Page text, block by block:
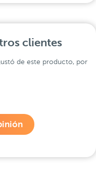
clientes
de este producto, por